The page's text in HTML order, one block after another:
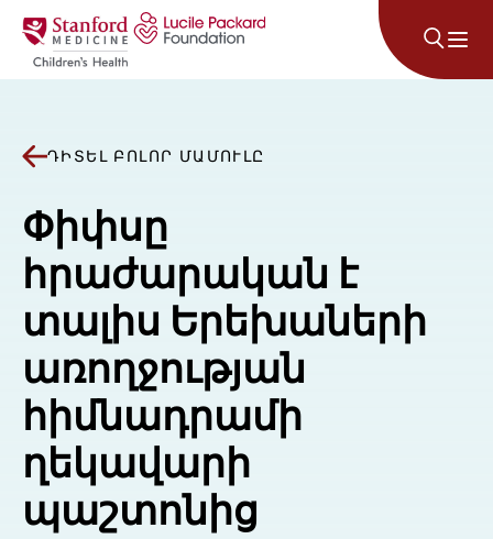
Անցնել բովանդակությանը
ԴԻՏԵԼ ԲՈԼՈՐ ՄԱՄՈՒԼԸ
Փիփսը
հրաժարական է
տալիս Երեխաների
առողջության
հիմնադրամի
ղեկավարի
պաշտոնից